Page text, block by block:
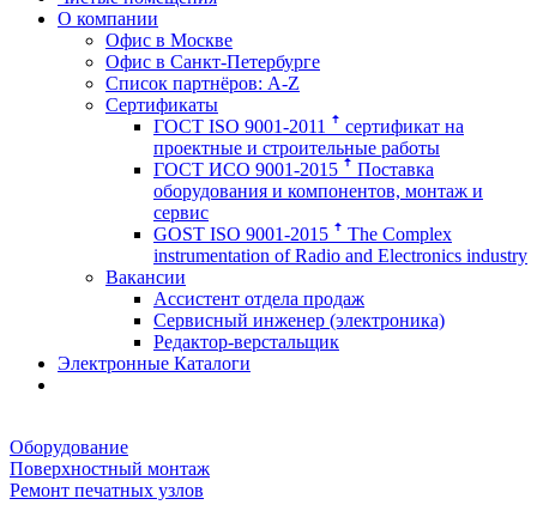
О компании
Офис в Москве
Офис в Санкт-Петербурге
Список партнёров: A-Z
Сертификаты
ГОСТ ISO 9001-2011 ꜛ сертификат на
проектные и строительные работы
ГОСТ ИСО 9001-2015 ꜛ Поставка
оборудования и компонентов, монтаж и
сервис
GOST ISO 9001-2015 ꜛ The Complex
instrumentation of Radio and Electronics industry
Вакансии
Ассистент отдела продаж
Сервисный инженер (электроника)
Редактор-верстальщик
Электронные Каталоги
Оборудование
Поверхностный монтаж
Ремонт печатных узлов